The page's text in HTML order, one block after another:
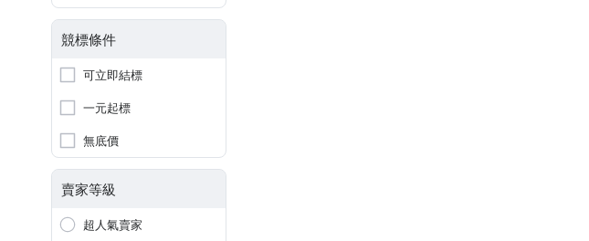
競標條件
可立即結標
一元起標
無底價
賣家等級
超人氣賣家